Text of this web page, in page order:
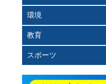
環境
教育
スポーツ